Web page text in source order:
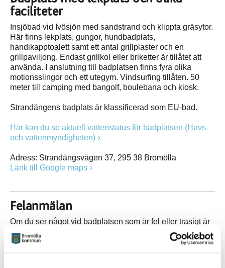
faciliteter
Insjöbad vid Ivösjön med sandstrand och klippta gräsytor.
Här finns lekplats, gungor, hundbadplats,
handikapptoalett samt ett antal grillplaster och en
grillpaviljong. Endast grillkol eller briketter är tillåtet att
använda. I anslutning till badplatsen finns fyra olika
motionsslingor och ett utegym. Vindsurfing tillåten. 50
meter till camping med bangolf, boulebana och kiosk.
Strandängens badplats är klassificerad som EU-bad.
Här kan du se aktuell vattenstatus för badplatsen (Havs-
och vattenmyndigheten)
Adress: Strandängsvägen 37, 295 38 Bromölla
Länk till Google maps
Felanmälan
Om du ser något vid badplatsen som är fel eller trasigt är
vi tacksamma om du kontaktar kommunen.